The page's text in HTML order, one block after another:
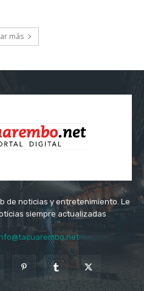
más
de noticias y entretenimiento. Le
siempre actualizadas